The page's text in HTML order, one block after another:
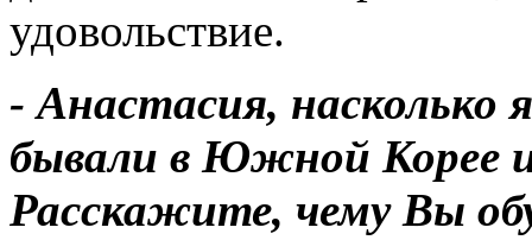
удовольствие.
- Анастасия, насколько
бывали в Южной Корее
Расскажите, чему Вы